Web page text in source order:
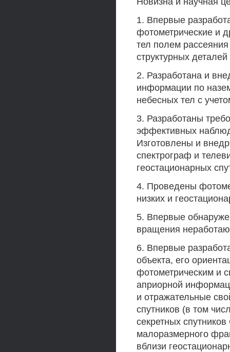
1. Впервые
фотометрические и
тел полем
структурных
2. Разработана и
информации по
небесных тел с
3. Разработаны
эффективных
Изготовлены и
спектрограф и
геостационарных
4. Проведены
низких и
5. Впервые
вращения
6. Впервые
объекта, его
фотометрическим и
априорной
и отражательные
спутников (в том
секретных
малоразмерного
вблизи